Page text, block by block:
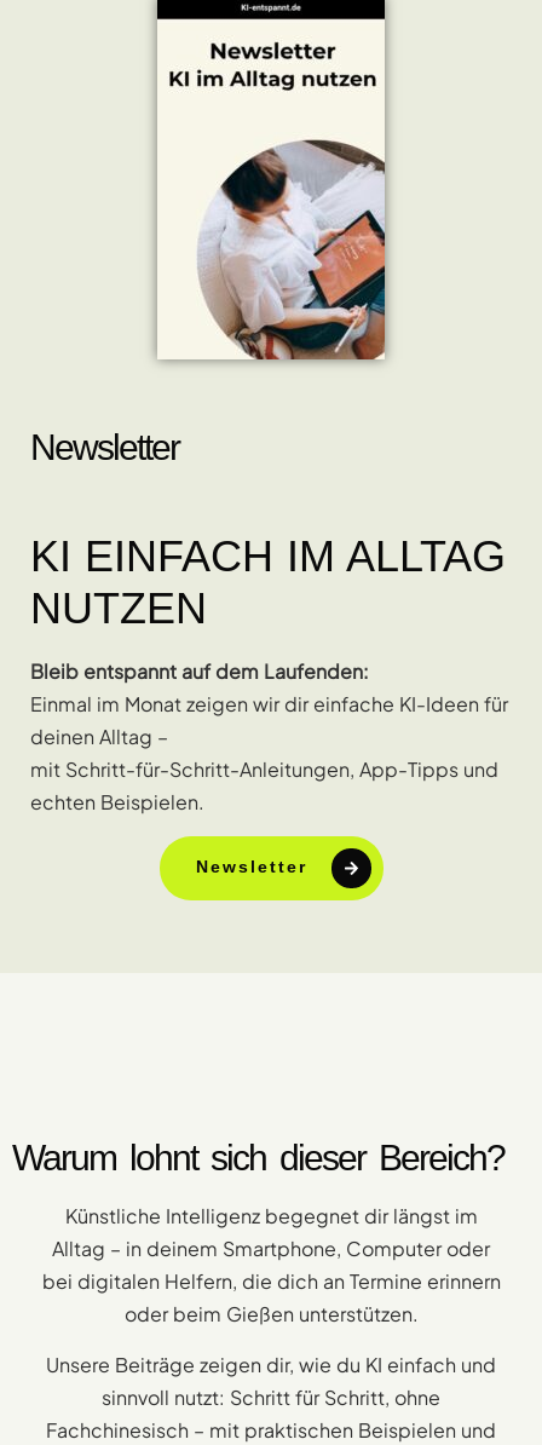
KI EINFACH IM ALLTAG
NUTZEN
Newsletter
Bleib entspannt auf dem Laufenden:
Einmal im Monat zeigen wir dir einfache KI-Ideen für
deinen Alltag –
mit Schritt-für-Schritt-Anleitungen, App-Tipps und
echten Beispielen.
Newsletter
Warum lohnt sich dieser Bereich?
Künstliche Intelligenz begegnet dir längst im
Alltag – in deinem Smartphone, Computer oder
bei digitalen Helfern, die dich an Termine erinnern
oder beim Gießen unterstützen.
Unsere Beiträge zeigen dir, wie du KI einfach und
sinnvoll nutzt: Schritt für Schritt, ohne
Fachchinesisch – mit praktischen Beispielen und